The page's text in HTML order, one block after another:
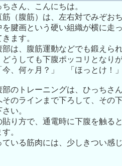
ちさん、こんにちは。
筋（腹筋）は、左右対でみぞお
を腱画という硬い組織が横に走
きます。
部は、腹筋運動などでも鍛えら
どうしても下腹ポッコリとなりが
、何ヶ月？」 「ほっとけ！」
部のトレーニングは、ひっちさ
そのラインまで下ろして、その
い。
貼り方で、通電時に下腹を触る
。
ている筋肉には、少しきつい感